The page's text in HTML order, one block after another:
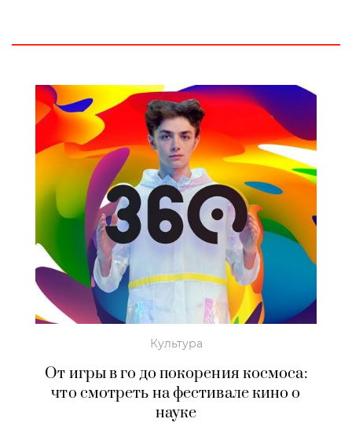
Культура
От игры в го до покорения космоса:
что смотреть на фестивале кино о
науке